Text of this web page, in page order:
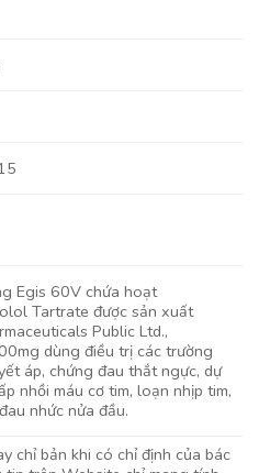
Egis 60V chứa hoạt
Tartrate được sản xuất
Public Ltd.,
dùng điều trị các trường
áp, chứng đau thắt ngực, dự
nhồi máu cơ tim, loạn nhịp tim,
nhức nửa đầu.
chỉ bản khi có chỉ định của bác